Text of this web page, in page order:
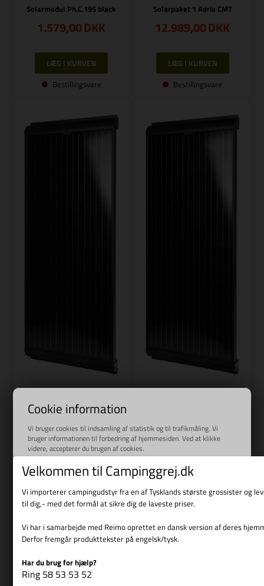
Cookie information
Vi bruger cookies til indsamling af statistik og til trafikmåling. Vi
bruger informationen til forbedring af hjemmesiden. Ved at klikke
videre, accepterer du brugen af cookies.
Læs mere
Solarmodul Ph.C.195 black
1.579,00DKK
Bestillingsvare
Solarpaket 1 Adria CMT
12.989,00DKK
Bestillingsvare
REIMO
Solarset MC-155 schwarz
1.629,00DKK
Bestillingsvare
Sort MC-190
Bestillingsvare
Velkommen til Campinggrej.dk
Vi importerer campingudstyr fra en af Tysklands største grossister og
til dig,- med det formål at sikre dig de laveste priser.
Vi har i samarbejde med Reimo oprettet en dansk version af deres
Derfor fremgår produkttekster på engelsk/tysk.
Har du brug for hjælp?
Ring 58 53 53 52